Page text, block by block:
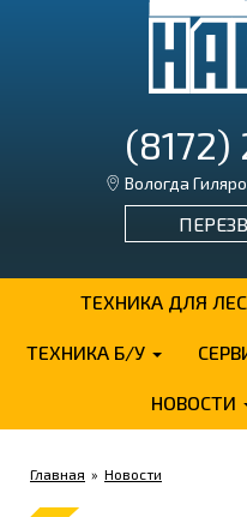
(8172)
Вологда
ТЕХНИКА ДЛЯ
ТЕХНИКА Б/У
НОВОСТИ
Главная » Новости